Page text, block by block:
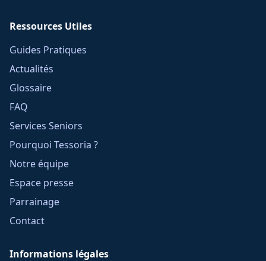
Ressources Utiles
Guides Pratiques
Actualités
Glossaire
FAQ
Services Seniors
Pourquoi Tessoria ?
Notre équipe
Espace presse
Parrainage
Contact
Informations légales